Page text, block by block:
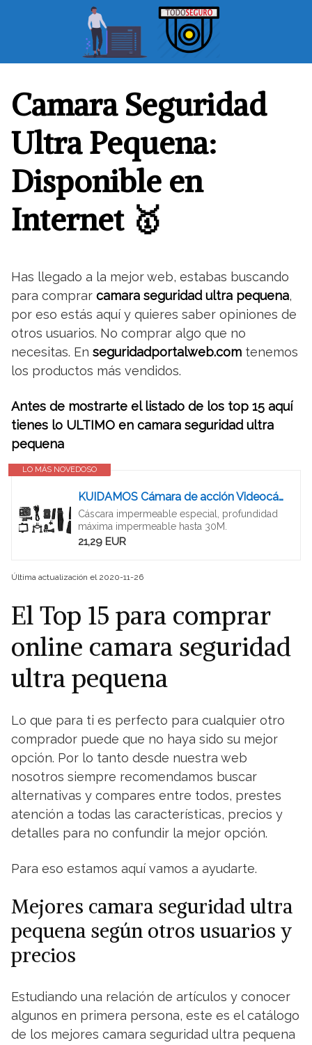
Camara Seguridad
Ultra Pequena:
Disponible en
Internet 🥇
Has llegado a la mejor web, estabas buscando
para comprar camara seguridad ultra pequena,
por eso estás aquí y quieres saber opiniones de
otros usuarios. No comprar algo que no
necesitas. En seguridadportalweb.com tenemos
los productos más vendidos.
Antes de mostrarte el listado de los top 15 aquí
tienes lo ULTIMO en camara seguridad ultra
pequena
LO MÁS NOVEDOSO
KUIDAMOS Cámara de acción Videocámara Impermeable Gran Angular, para Deportes, para Actividades al Aire Libre
Cáscara impermeable especial, profundidad
máxima impermeable hasta 30M.
21,29 EUR
Última actualización el 2020-11-26
El Top 15 para comprar
online camara seguridad
ultra pequena
Lo que para ti es perfecto para cualquier otro
comprador puede que no haya sido su mejor
opción. Por lo tanto desde nuestra web
nosotros siempre recomendamos buscar
alternativas y compares entre todos, prestes
atención a todas las características, precios y
detalles para no confundir la mejor opción.
Para eso estamos aquí vamos a ayudarte.
Mejores camara seguridad ultra
pequena según otros usuarios y
precios
Estudiando una relación de artículos y conocer
algunos en primera persona, este es el catálogo
de los mejores camara seguridad ultra pequena